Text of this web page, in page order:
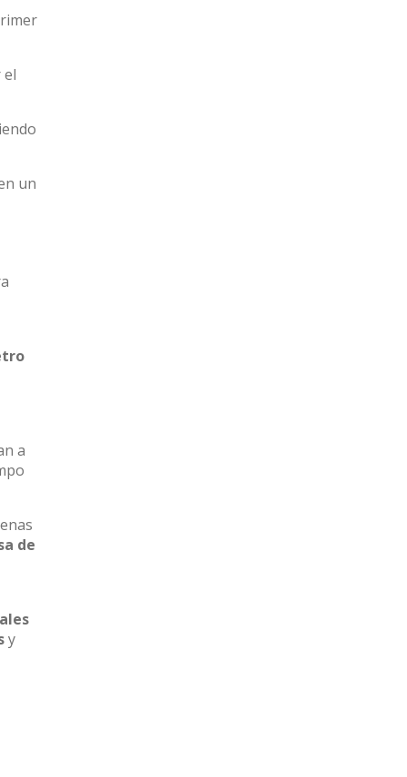
el
un
a
de
y